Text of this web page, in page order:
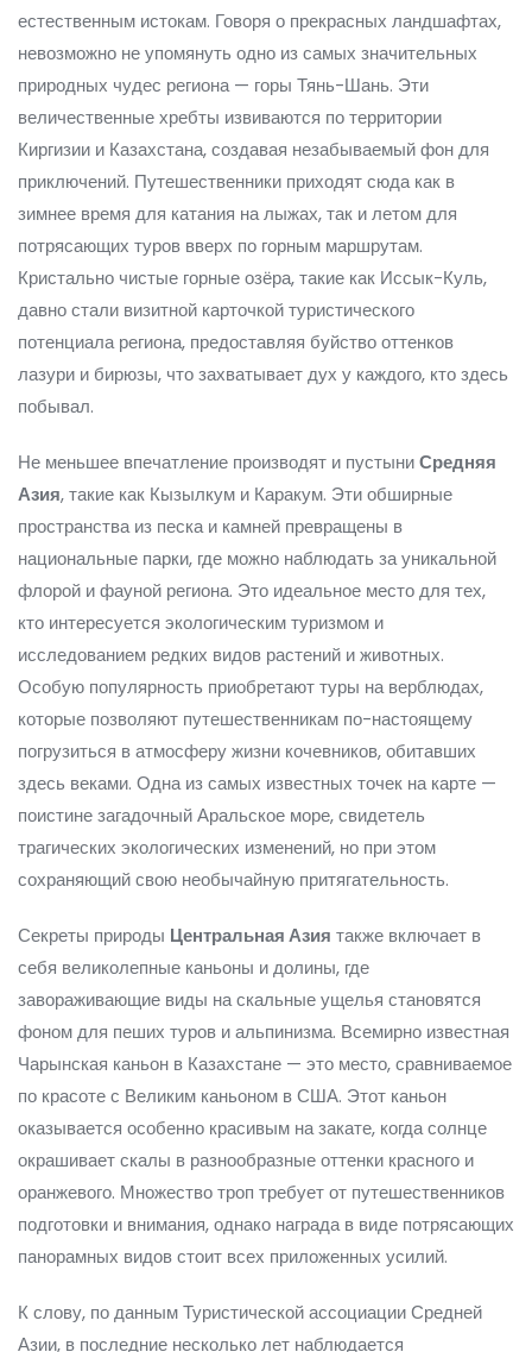
естественным истокам. Говоря о прекрасных ландшафтах,
невозможно не упомянуть одно из самых значительных
природных чудес региона — горы Тянь-Шань. Эти
величественные хребты извиваются по территории
Киргизии и Казахстана, создавая незабываемый фон для
приключений. Путешественники приходят сюда как в
зимнее время для катания на лыжах, так и летом для
потрясающих туров вверх по горным маршрутам.
Кристально чистые горные озёра, такие как Иссык-Куль,
давно стали визитной карточкой туристического
потенциала региона, предоставляя буйство оттенков
лазури и бирюзы, что захватывает дух у каждого, кто здесь
побывал.
Не меньшее впечатление производят и пустыниСредняя
Азия, такие как Кызылкум и Каракум. Эти обширные
пространства из песка и камней превращены в
национальные парки, где можно наблюдать за уникальной
флорой и фауной региона. Это идеальное место для тех,
кто интересуется экологическим туризмом и
исследованием редких видов растений и животных.
Особую популярность приобретают туры на верблюдах,
которые позволяют путешественникам по-настоящему
погрузиться в атмосферу жизни кочевников, обитавших
здесь веками. Одна из самых известных точек на карте —
поистине загадочный Аральское море, свидетель
трагических экологических изменений, но при этом
сохраняющий свою необычайную притягательность.
Секреты природы Центральная Азия также включает в
себя великолепные каньоны и долины, где
завораживающие виды на скальные ущелья становятся
фоном для пеших туров и альпинизма. Всемирно известная
Чарынская каньон в Казахстане — это место, сравниваемое
по красоте с Великим каньоном в США. Этот каньон
оказывается особенно красивым на закате, когда солнце
окрашивает скалы в разнообразные оттенки красного и
оранжевого. Множество троп требует от путешественников
подготовки и внимания, однако награда в виде потрясающих
панорамных видов стоит всех приложенных усилий.
К слову, по данным Туристической ассоциации Средней
Азии, в последние несколько лет наблюдается